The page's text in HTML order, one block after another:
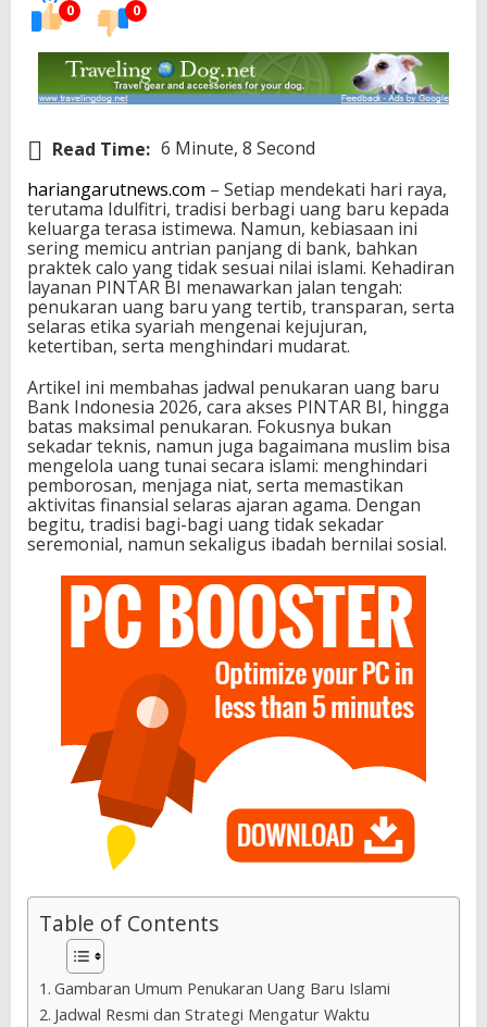
0 0
Read Time: 6 Minute, 8 Second
hariangarutnews.com – Setiap mendekati hari raya,
terutama Idulfitri, tradisi berbagi uang baru kepada
keluarga terasa istimewa. Namun, kebiasaan ini
sering memicu antrian panjang di bank, bahkan
praktek calo yang tidak sesuai nilai islami. Kehadiran
layanan PINTAR BI menawarkan jalan tengah:
penukaran uang baru yang tertib, transparan, serta
selaras etika syariah mengenai kejujuran,
ketertiban, serta menghindari mudarat.
Artikel ini membahas jadwal penukaran uang baru
Bank Indonesia 2026, cara akses PINTAR BI, hingga
batas maksimal penukaran. Fokusnya bukan
sekadar teknis, namun juga bagaimana muslim bisa
mengelola uang tunai secara islami: menghindari
pemborosan, menjaga niat, serta memastikan
aktivitas finansial selaras ajaran agama. Dengan
begitu, tradisi bagi-bagi uang tidak sekadar
seremonial, namun sekaligus ibadah bernilai sosial.
Table of Contents
Gambaran Umum Penukaran Uang Baru Islami
Jadwal Resmi dan Strategi Mengatur Waktu